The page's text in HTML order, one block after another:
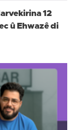
12
û Ehwazê di